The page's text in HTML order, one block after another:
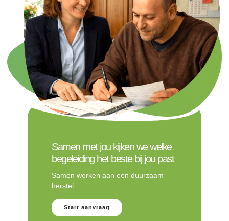
Samen met jou kijken we welke
begeleiding het beste bij jou past
Samen werken aan een duurzaam
herstel
Start aanvraag